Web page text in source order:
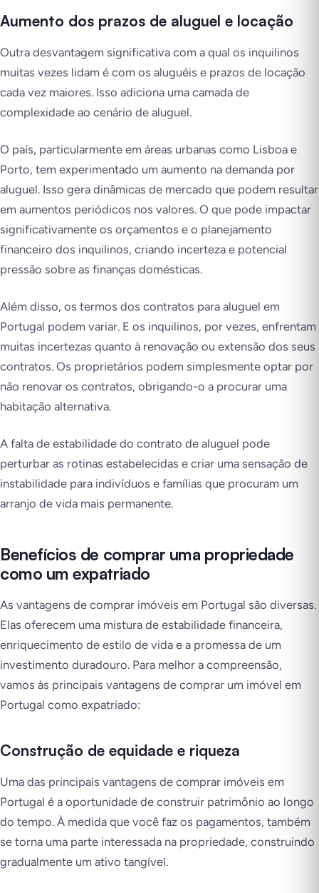
Aumento dos prazos de aluguel e locação
Outra desvantagem significativa com a qual os inquilinos
muitas vezes lidam é com os aluguéis e prazos de locação
cada vez maiores. Isso adiciona uma camada de
complexidade ao cenário de aluguel.
O país, particularmente em áreas urbanas como Lisboa e
Porto, tem experimentado um aumento na demanda por
aluguel. Isso gera dinâmicas de mercado que podem resultar
em aumentos periódicos nos valores. O que pode impactar
significativamente os orçamentos e o planejamento
financeiro dos inquilinos, criando incerteza e potencial
pressão sobre as finanças domésticas.
Além disso, os termos dos contratos para aluguel em
Portugal podem variar. E os inquilinos, por vezes, enfrentam
muitas incertezas quanto à renovação ou extensão dos seus
contratos. Os proprietários podem simplesmente optar por
não renovar os contratos, obrigando-o a procurar uma
habitação alternativa.
A falta de estabilidade do contrato de aluguel pode
perturbar as rotinas estabelecidas e criar uma sensação de
instabilidade para indivíduos e famílias que procuram um
arranjo de vida mais permanente.
Benefícios de comprar uma propriedade
como um expatriado
As vantagens de comprar imóveis em Portugal são diversas.
Elas oferecem uma mistura de estabilidade financeira,
enriquecimento de estilo de vida e a promessa de um
investimento duradouro. Para melhor a compreensão,
vamos às principais vantagens de comprar um imóvel em
Portugal como expatriado:
Construção de equidade e riqueza
Uma das principais vantagens de comprar imóveis em
Portugal é a oportunidade de construir patrimônio ao longo
do tempo. À medida que você faz os pagamentos, também
se torna uma parte interessada na propriedade, construindo
gradualmente um ativo tangível.